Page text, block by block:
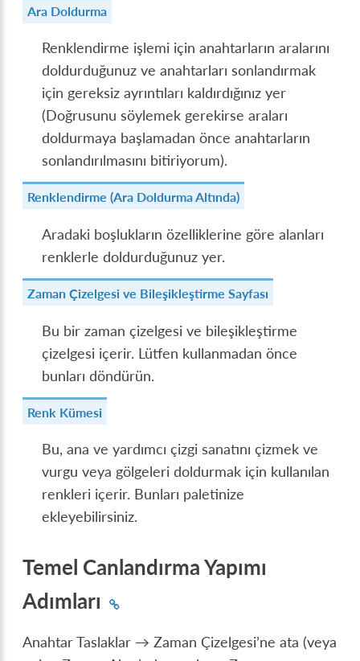
Ara Doldurma
Renklendirme işlemi için anahtarların aralarını
doldurduğunuz ve anahtarları sonlandırmak
için gereksiz ayrıntıları kaldırdığınız yer
(Doğrusunu söylemek gerekirse araları
doldurmaya başlamadan önce anahtarların
sonlandırılmasını bitiriyorum).
Renklendirme (Ara Doldurma Altında)
Aradaki boşlukların özelliklerine göre alanları
renklerle doldurduğunuz yer.
Zaman Çizelgesi ve Bileşikleştirme Sayfası
Bu bir zaman çizelgesi ve bileşikleştirme
çizelgesi içerir. Lütfen kullanmadan önce
bunları döndürün.
Renk Kümesi
Bu, ana ve yardımcı çizgi sanatını çizmek ve
vurgu veya gölgeleri doldurmak için kullanılan
renkleri içerir. Bunları paletinize
ekleyebilirsiniz.
Temel Canlandırma Yapımı
Adımları
Anahtar Taslaklar → Zaman Çizelgesi’ne ata (veya